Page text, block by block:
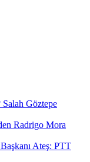
Salah Göztepe
Radrigo Mora
Ateş: PTT